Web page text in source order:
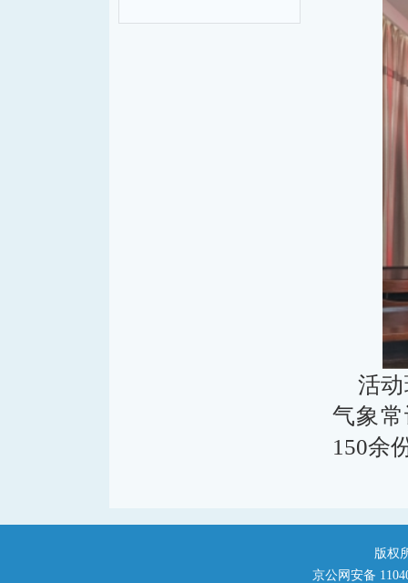
活
气象
150余
版权
京公网安备